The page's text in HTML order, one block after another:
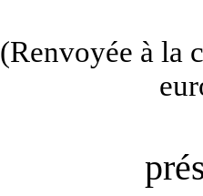
(Renvoyée à la